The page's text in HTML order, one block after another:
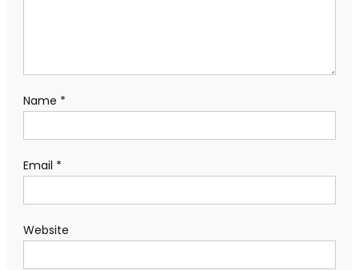
Name *
Email *
Website